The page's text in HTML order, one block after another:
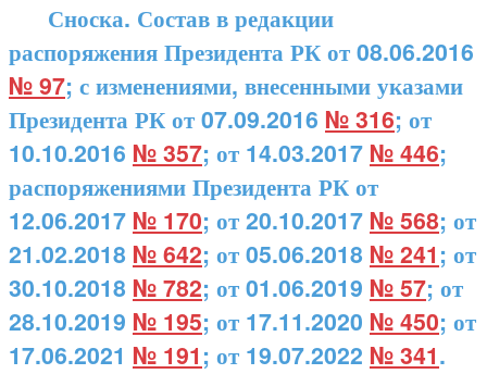
Сноска. Состав в редакции
распоряжения Президента РК от 08.06.2016
№ 97; с изменениями, внесенными указами
Президента РК от 07.09.2016 № 316; от
10.10.2016 № 357; от 14.03.2017 № 446;
распоряжениями Президента РК от
12.06.2017 № 170; от 20.10.2017 № 568; от
21.02.2018 № 642; от 05.06.2018 № 241; от
30.10.2018 № 782; от 01.06.2019 № 57; от
28.10.2019 № 195; от 17.11.2020 № 450; от
17.06.2021 № 191; от 19.07.2022 № 341.